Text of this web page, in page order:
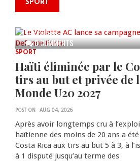
SPORT
0 COMMENTS
Le Violette AC lance
AUG 04, 2026
SPORT
Haïti éliminée par le
tirs au but et privée de
Monde U20 2027
POST ON AUG 04, 2026
Après avoir longtemps cru à
haïtienne des moins de 20 ans a
Costa Rica aux tirs au but 5 à 3, à
à 1 disputé jusqu’au terme des